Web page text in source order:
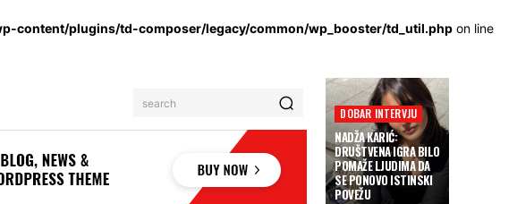
content/plugins/td-composer/legacy/common/wp_booster/td_util.php on line
search
DOBAR INTERVJU
NADŽA KARIĆ:
DRUŠTVENA IGRA BILO
POMAŽE LJUDIMA DA
SE PONOVO ISTINSKI
POVEŽU